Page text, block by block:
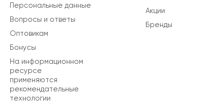
Акции
Бренды
Персональные данные
Вопросы и ответы
Оптовикам
Бонусы
На информационном
ресурсе
применяются
рекомендательные
технологии